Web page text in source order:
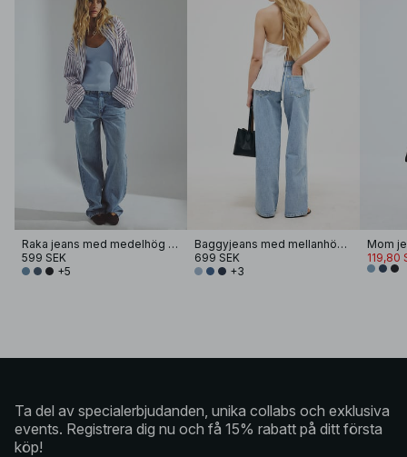
Raka jeans med medelhög midja
599 SEK
+5
Baggyjeans med mellanhög midja
699 SEK
+3
Mom
119,80
Ta del av specialerbjudanden, unika collabs och exklusiva
events. Registrera dig nu och få 15% rabatt på ditt första
köp!